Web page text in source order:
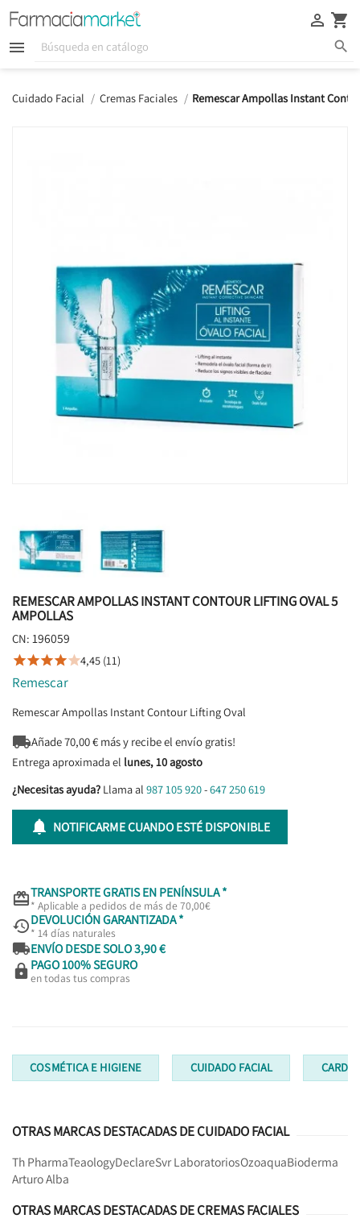
  
 
Cuidado Facial Cremas Faciales Remescar Ampollas Instant
REMESCAR AMPOLLAS INSTANT CONTOUR LIFTING OVAL 5
AMPOLLAS
CN: 196059
4,45 (11)
Remescar
Remescar Ampollas Instant Contour Lifting Oval
Añade70,00€ más y recibe el envío gratis!
Entrega aproximada el lunes, 10 agosto
¿Necesitas ayuda? Llama al 987 105 920-647 250 619
 NOTIFICARME CUANDO ESTÉ DISPONIBLE
TRANSPORTE GRATIS EN PENÍNSULA *
* Aplicable a pedidos de más de 70,00€
DEVOLUCIÓN GARANTIZADA *
* 14 días naturales
ENVÍO DESDE SOLO 3,90 €
 PAGO 100% SEGURO
en todas tus compras
COSMÉTICA E HIGIENE CUIDADO FACIAL
OTRAS MARCAS DESTACADAS DE CUIDADO FACIAL
Th PharmaTeaologyDeclareSvr LaboratoriosOzoaquaBioderma
Arturo Alba
OTRAS MARCAS DESTACADAS DE CREMAS FACIALES